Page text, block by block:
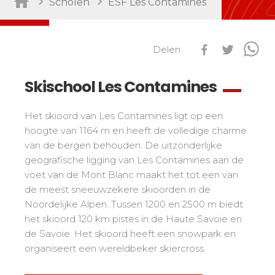
Per activiteit
Dagopvang/ Kinderdagverblijf 45
Club ESF 76
Buiten piste 108
Skitochten 121
Seminars/ Team Building
Sneeuwschoenen 117
Handiski 105
Prestaties
Tests snowboard
Kinderen
De kleine "riders"
Tieners en volwassenen
Alle niveaus
Prestaties
Zij aa zij staan met concurrenten
Tests nordic skiën
Ski Open
Vos résultats par épreuves
Classements Ski Open
Les classements nationaux
Les directs
Suivez les coureurs en direct
esf Ski Tour
Résultats esf Ski Tour
Vos résultats par épreuves
Classement esf Ski Tour
Le classement national
Compétitions
nationales
Résultats et archives
Espace moniteurs
Delen
Skischool Les Contamines
Het skioord van Les Contamines ligt op een
hoogte van 1164 m en heeft de volledige charme
van de bergen behouden. De uitzonderlijke
geografische ligging van Les Contamines aan de
voet van de Mont Blanc maakt het tot een van
de meest sneeuwzekere skioorden in de
Noordelijke Alpen. Tussen 1200 en 2500 m biedt
het skioord 120 km pistes in de Haute Savoie en
de Savoie. Het skioord heeft een snowpark en
organiseert een wereldbeker skiercross.